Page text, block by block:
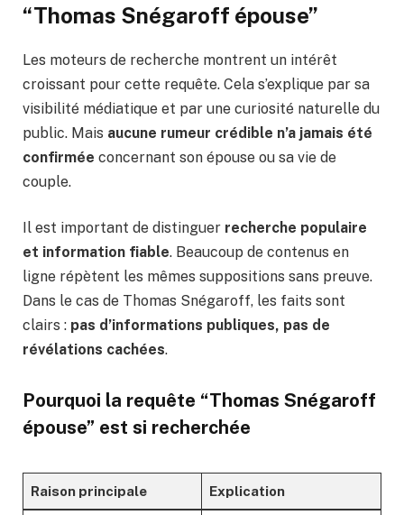
“Thomas Snégaroff épouse”
Les moteurs de recherche montrent un intérêt
croissant pour cette requête. Cela s’explique par sa
visibilité médiatique et par une curiosité naturelle du
public. Mais aucune rumeur crédible n’a jamais été
confirmée concernant son épouse ou sa vie de
couple.
Il est important de distinguer recherche populaire
et information fiable. Beaucoup de contenus en
ligne répètent les mêmes suppositions sans preuve.
Dans le cas de Thomas Snégaroff, les faits sont
clairs : pas d’informations publiques, pas de
révélations cachées.
Pourquoi la requête “Thomas Snégaroff
épouse” est si recherchée
Raison principale Explication